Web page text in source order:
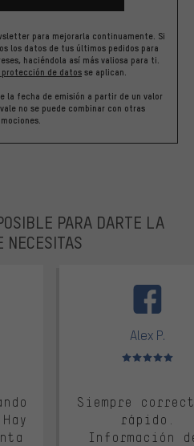
para mejorarla continuamente. Si
los datos de tus últimos pedidos para
haciéndola así más valiosa para ti.
protección de datos se aplican.
la fecha de emisión a partir de un valor
no se puede combinar con otras
PARA DARTE LA
NECESITAS
5
Alex P.
Valoración
Siempre
rápido.
Información